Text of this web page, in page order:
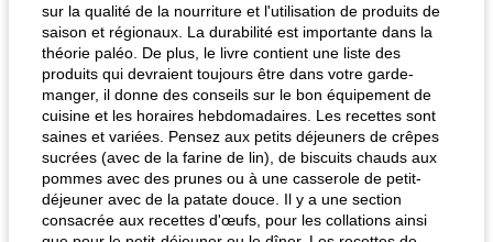
sur la qualité de la nourriture et l'utilisation de produits de
saison et régionaux. La durabilité est importante dans la
théorie paléo. De plus, le livre contient une liste des
produits qui devraient toujours être dans votre garde-
manger, il donne des conseils sur le bon équipement de
cuisine et les horaires hebdomadaires. Les recettes sont
saines et variées. Pensez aux petits déjeuners de crêpes
sucrées (avec de la farine de lin), de biscuits chauds aux
pommes avec des prunes ou à une casserole de petit-
déjeuner avec de la patate douce. Il y a une section
consacrée aux recettes d'œufs, pour les collations ainsi